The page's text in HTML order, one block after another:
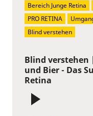
Blind verstehen
und Bier - Das
Retina
Bereich Junge Retina
PRO RETINA
Blind verstehen